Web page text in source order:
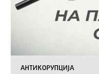
АНТИКОРУПЦИЈА